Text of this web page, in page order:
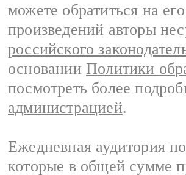
можете обратиться на
произведений авторы
российского
основании Политики
посмотреть более
администрацией.
Ежедневная аудитория
которые в общей сумме